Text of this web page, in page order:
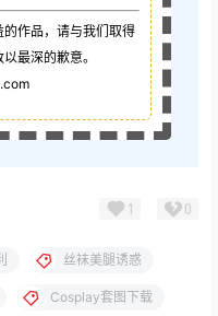
作品，请与我们取得
最深的歉意。
1 0
丝袜美腿诱惑
Cosplay套图下载